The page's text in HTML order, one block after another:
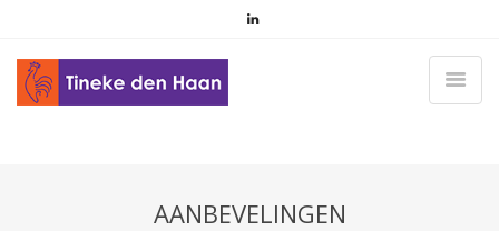
AANBEVELINGEN